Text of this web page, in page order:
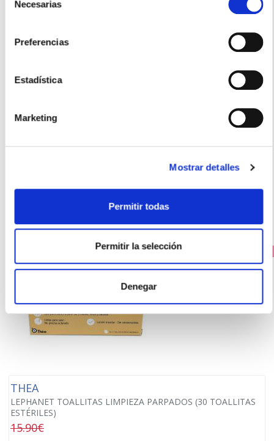
Necesarias
Preferencias
Estadística
Marketing
Mostrar detalles
Permitir todas
Permitir la selección
Denegar
GYNEA
PRECIO ESPECIAL
THEA
LEPHANET TOALLITAS LIMPIEZA PARPADOS (30 TOALLITAS
ESTÉRILES)
15.90€